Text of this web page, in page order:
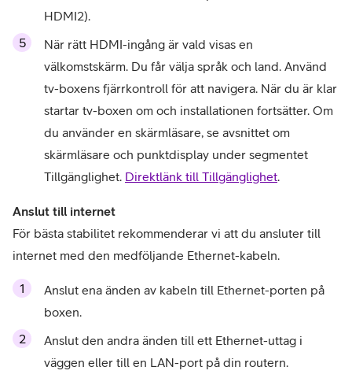
HDMI2).
När rätt HDMI-ingång är vald visas en
välkomstskärm. Du får välja språk och land. Använd
tv-boxens fjärrkontroll för att navigera. När du är klar
startar tv-boxen om och installationen fortsätter. Om
du använder en skärmläsare, se avsnittet om
skärmläsare och punktdisplay under segmentet
Tillgänglighet. Direktlänk till Tillgänglighet.
Anslut till internet
För bästa stabilitet rekommenderar vi att du ansluter till
internet med den medföljande Ethernet-kabeln.
Anslut ena änden av kabeln till Ethernet-porten på
boxen.
Anslut den andra änden till ett Ethernet-uttag i
väggen eller till en LAN-port på din routern.